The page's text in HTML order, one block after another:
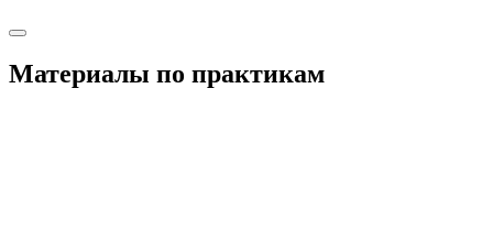
Материалы по практикам